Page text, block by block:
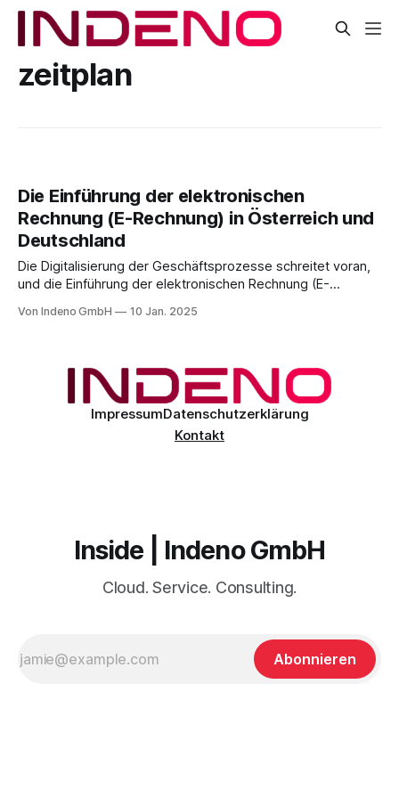
zeitplan
Die Einführung der elektronischen
Rechnung (E-Rechnung) in Österreich und
Deutschland
Die Digitalisierung der Geschäftsprozesse schreitet voran,
und die Einführung der elektronischen Rechnung (E-
wichtigen Meilenstein dar. Dieser Artikel bietet einen
der E-Rechnung. Was ist eine E-Rechnung? Eine E-
Von Indeno GmbH 10 Jan. 2025
ImpressumDatenschutzerklärung
Kontakt
Inside | Indeno GmbH
Cloud. Service. Consulting.
Abonnieren